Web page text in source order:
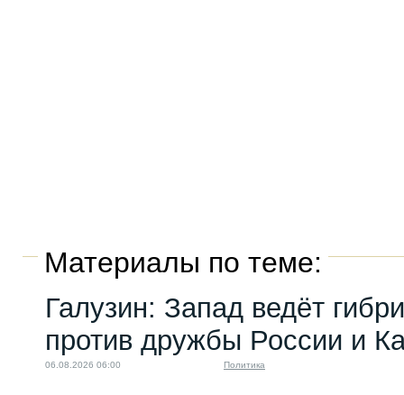
Материалы по теме:
Галузин: Запад ведёт
против дружбы России и
06.08.2026 06:00 Политика